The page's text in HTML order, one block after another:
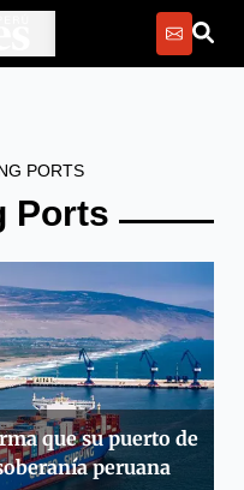
PORTS
Ports
que su puerto de
peruana